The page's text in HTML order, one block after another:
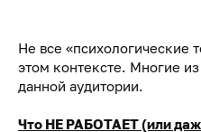
Не все «психологические
этом контексте. Многие
данной аудитории.
Что НЕ РАБОТАЕТ (или